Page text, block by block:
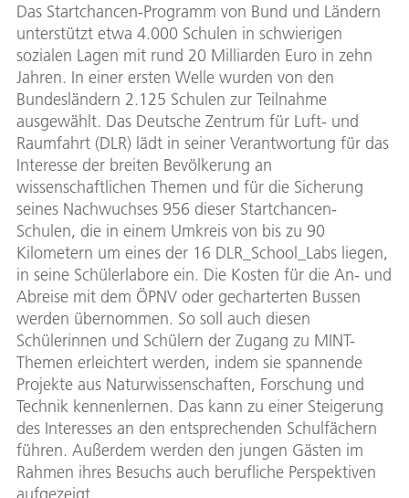
Das Startchancen-Programm von Bund und Ländern
unterstützt etwa 4.000 Schulen in schwierigen
sozialen Lagen mit rund 20 Milliarden Euro in zehn
Jahren. In einer ersten Welle wurden von den
Bundesländern 2.125 Schulen zur Teilnahme
ausgewählt. Das Deutsche Zentrum für Luft- und
Raumfahrt (DLR) lädt in seiner Verantwortung für das
Interesse der breiten Bevölkerung an
wissenschaftlichen Themen und für die Sicherung
seines Nachwuchses 956 dieser Startchancen-
Schulen, die in einem Umkreis von bis zu 90
Kilometern um eines der 16 DLR_School_Labs liegen,
in seine Schülerlabore ein. Die Kosten für die An- und
Abreise mit dem ÖPNV oder gecharterten Bussen
werden übernommen. So soll auch diesen
Schülerinnen und Schülern der Zugang zu MINT-
Themen erleichtert werden, indem sie spannende
Projekte aus Naturwissenschaften, Forschung und
Technik kennenlernen. Das kann zu einer Steigerung
des Interesses an den entsprechenden Schulfächern
führen. Außerdem werden den jungen Gästen im
Rahmen ihres Besuchs auch berufliche Perspektiven